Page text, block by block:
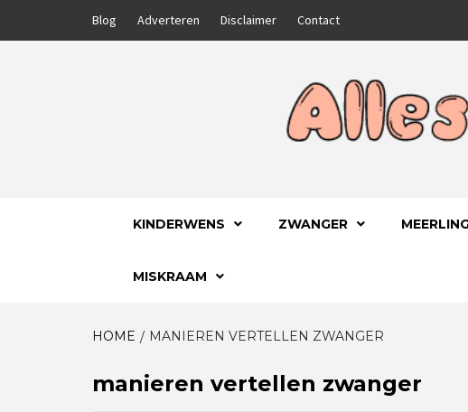
Blog Adverteren Disclaimer Contact
KINDERWENS ZWANGER
MISKRAAM
HOME MANIEREN VERTELLEN ZWANGER
manieren vertellen zwanger